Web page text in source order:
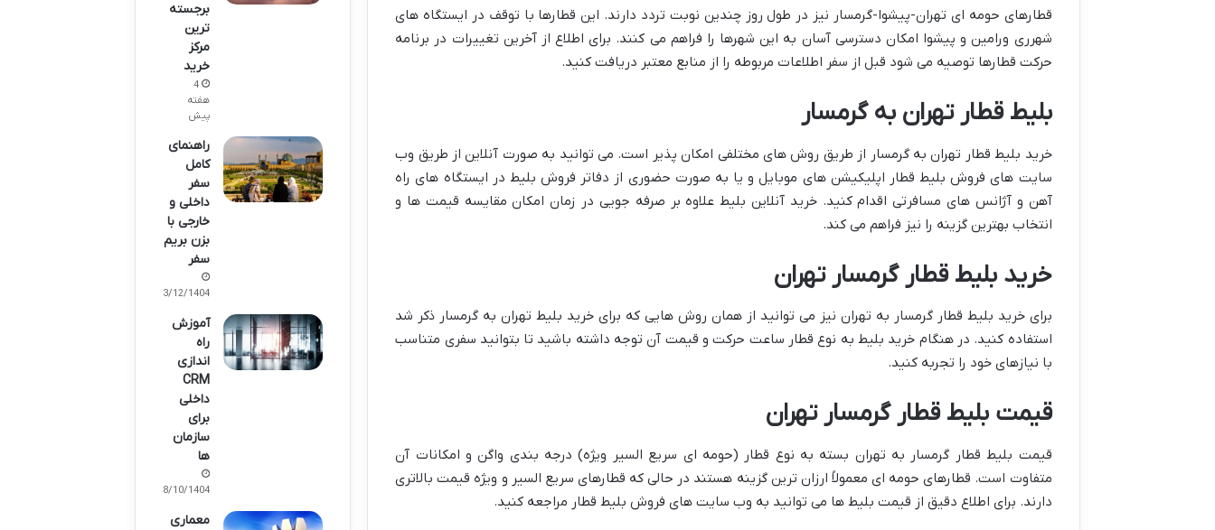
قطارهای حومه ای تهران-پیشوا-گرمسار نیز در طول روز چندین نوبت تردد دارند. این قطارها با توقف در ایستگاه های
شهرری ورامین و پیشوا امکان دسترسی آسان به این شهرها را فراهم می کنند. برای اطلاع از آخرین تغییرات در برنامه
حرکت قطارها توصیه می شود قبل از سفر اطلاعات مربوطه را از منابع معتبر دریافت کنید.
بلیط قطار تهران به گرمسار
خرید بلیط قطار تهران به گرمسار از طریق روش های مختلفی امکان پذیر است. می توانید به صورت آنلاین از طریق وب
سایت های فروش بلیط قطار اپلیکیشن های موبایل و یا به صورت حضوری از دفاتر فروش بلیط در ایستگاه های راه
آهن و آژانس های مسافرتی اقدام کنید. خرید آنلاین بلیط علاوه بر صرفه جویی در زمان امکان مقایسه قیمت ها و
انتخاب بهترین گزینه را نیز فراهم می کند.
خرید بلیط قطار گرمسار تهران
برای خرید بلیط قطار گرمسار به تهران نیز می توانید از همان روش هایی که برای خرید بلیط تهران به گرمسار ذکر شد
استفاده کنید. در هنگام خرید بلیط به نوع قطار ساعت حرکت و قیمت آن توجه داشته باشید تا بتوانید سفری متناسب
با نیازهای خود را تجربه کنید.
قیمت بلیط قطار گرمسار تهران
قیمت بلیط قطار گرمسار به تهران بسته به نوع قطار (حومه ای سریع السیر ویژه) درجه بندی واگن و امکانات آن
متفاوت است. قطارهای حومه ای معمولاً ارزان ترین گزینه هستند در حالی که قطارهای سریع السیر و ویژه قیمت بالاتری
دارند. برای اطلاع دقیق از قیمت بلیط ها می توانید به وب سایت های فروش بلیط قطار مراجعه کنید.
برجسته
ترین
مرکز
خرید
4
هفته
پیش
راهنمای
کامل
سفر
داخلی و
خارجی با
بزن بریم
سفر
03/12/1404
آموزش
راه
اندازی
CRM
داخلی
برای
سازمان
ها
18/10/1404
معماری